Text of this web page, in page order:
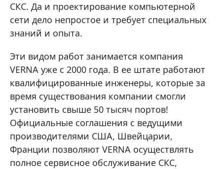
СКС. Да и проектирование компьютерной
сети дело непростое и требует специальных
знаний и опыта.
Эти видом работ занимается компания
VERNA уже с 2000 года. В ее штате работают
квалифицированные инженеры, которые за
время существования компании смогли
установить свыше 50 тысяч портов!
Официальные соглашения с ведущими
производителями США, Швейцарии,
Франции позволяют VERNA осуществлять
полное сервисное обслуживание СКС,